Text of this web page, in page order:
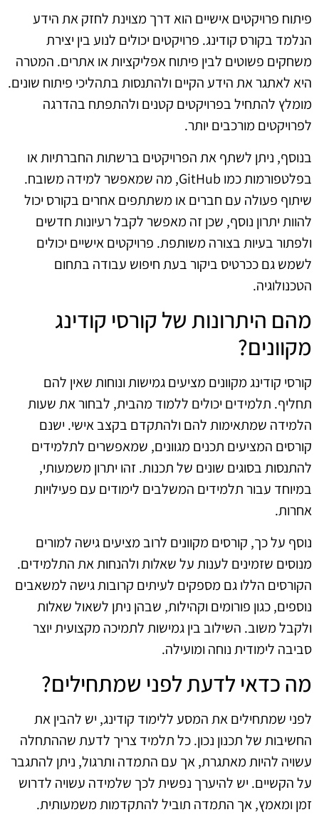
פיתוח פרויקטים אישיים הוא דרך מצוינת לחזק את הידע
הנלמד בקורס קודינג. פרויקטים יכולים לנוע בין יצירת
משחקים פשוטים לבין פיתוח אפליקציות או אתרים. המטרה
היא לאתגר את הידע הקיים ולהתנסות בתהליכי פיתוח שונים.
מומלץ להתחיל בפרויקטים קטנים ולהתפתח בהדרגה
לפרויקטים מורכבים יותר.
בנוסף, ניתן לשתף את הפרויקטים ברשתות החברתיות או
בפלטפורמות כמו GitHub, מה שמאפשר למידה משובח.
שיתוף פעולה עם חברים או משתתפים אחרים בקורס יכול
להוות יתרון נוסף, שכן זה מאפשר לקבל רעיונות חדשים
ולפתור בעיות בצורה משותפת. פרויקטים אישיים יכולים
לשמש גם ככרטיס ביקור בעת חיפוש עבודה בתחום
הטכנולוגיה.
מהם היתרונות של קורסי קודינג
מקוונים?
קורסי קודינג מקוונים מציעים גמישות ונוחות שאין להם
תחליף. תלמידים יכולים ללמוד מהבית, לבחור את שעות
הלמידה שמתאימות להם ולהתקדם בקצב אישי. ישנם
קורסים המציעים תכנים מגוונים, שמאפשרים לתלמידים
להתנסות בסוגים שונים של תכנות. זהו יתרון משמעותי,
במיוחד עבור תלמידים המשלבים לימודים עם פעילויות
אחרות.
נוסף על כך, קורסים מקוונים לרוב מציעים גישה למורים
מנוסים שזמינים לענות על שאלות ולהנחות את התלמידים.
הקורסים הללו גם מספקים לעיתים קרובות גישה למשאבים
נוספים, כגון פורומים וקהילות, שבהן ניתן לשאול שאלות
ולקבל משוב. השילוב בין גמישות לתמיכה מקצועית יוצר
סביבה לימודית נוחה ומועילה.
מה כדאי לדעת לפני שמתחילים?
לפני שמתחילים את המסע ללימוד קודינג, יש להבין את
החשיבות של תכנון נכון. כל תלמיד צריך לדעת שההתחלה
עשויה להיות מאתגרת, אך עם התמדה ותרגול, ניתן להתגבר
על הקשיים. יש להיערך נפשית לכך שלמידה עשויה לדרוש
זמן ומאמץ, אך התמדה תוביל להתקדמות משמעותית.